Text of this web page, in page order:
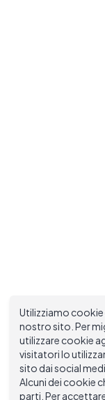
Utilizziamo cookie
nostro sito. Per
utilizzare cookie
visitatori lo
sito dai social
Alcuni dei cookie
parti. Per